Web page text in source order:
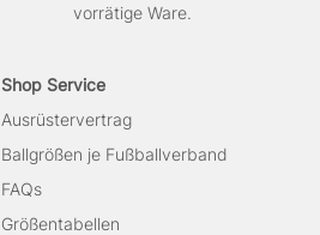
vorrätige Ware.
Shop Service
Ausrüstervertrag
Ballgrößen je Fußballverband
FAQs
Größentabellen